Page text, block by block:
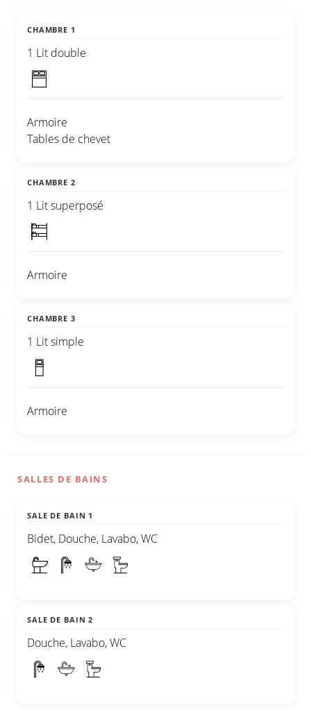
CHAMBRE 1
1 Lit double
Armoire
Tables de chevet
CHAMBRE 2
1 Lit superposé
Armoire
CHAMBRE 3
1 Lit simple
Armoire
SALLES DE BAINS
SALE DE BAIN 1
Bidet, Douche, Lavabo, WC
SALE DE BAIN 2
Douche, Lavabo, WC